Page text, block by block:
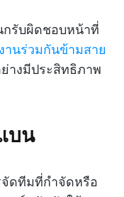
รับผิดชอบหน้าที่
านร่วมกันข้ามสาย
างมีประสิทธิภาพ
บน
จัดทีมที่กำจัดหรือ